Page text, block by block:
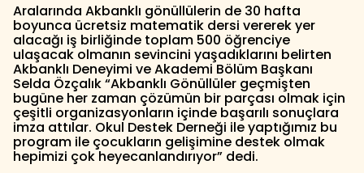
Aralarında Akbanklı gönüllülerin de 30 hafta
boyunca ücretsiz matematik dersi vererek yer
alacağı iş birliğinde toplam 500 öğrenciye
ulaşacak olmanın sevincini yaşadıklarını belirten
Akbanklı Deneyimi ve Akademi Bölüm Başkanı
Selda Özçalık “Akbanklı Gönüllüler geçmişten
bugüne her zaman çözümün bir parçası olmak için
çeşitli organizasyonların içinde başarılı sonuçlara
imza attılar. Okul Destek Derneği ile yaptığımız bu
program ile çocukların gelişimine destek olmak
hepimizi çok heyecanlandırıyor” dedi.